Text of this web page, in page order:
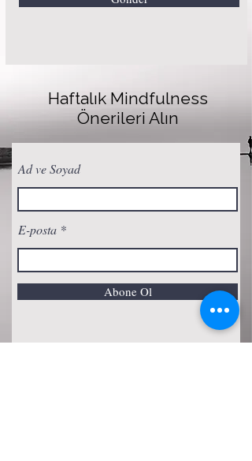
Haftalık Mindfulness
Önerileri Alın
Ad ve Soyad
E-posta
Abone Ol